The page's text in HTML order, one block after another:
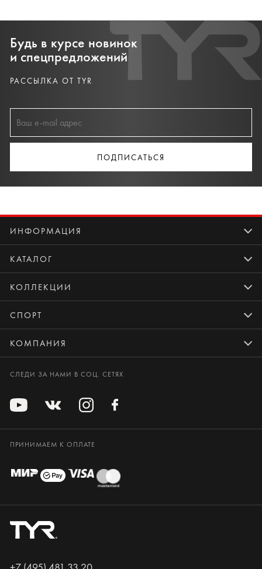
Будь в курсе новинок
и спецпредложений
РАССЫЛКА ОТ TYR
ПОДПИСАТЬСЯ
ИНФОРМАЦИЯ
КАТАЛОГ
КОЛЛЕКЦИИ
СПОРТ
КОМПАНИЯ
СЛЕДИ ЗА НАМИ В СОЦ. СЕТЯХ
ПРИНИМАЕМ К ОПЛАТЕ